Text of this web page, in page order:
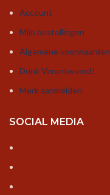
Account
Mijn bestellingen
Algemene voorwaarden
Drink Verantwoord!
Merk aanmelden
SOCIAL MEDIA